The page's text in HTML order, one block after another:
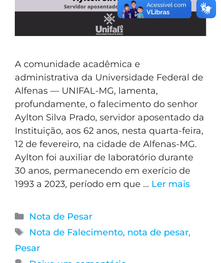
A comunidade acadêmica e
administrativa da Universidade Federal de
Alfenas — UNIFAL-MG, lamenta,
profundamente, o falecimento do senhor
Aylton Silva Prado, servidor aposentado da
Instituição, aos 62 anos, nesta quarta-feira,
12 de fevereiro, na cidade de Alfenas-MG.
Aylton foi auxiliar de laboratório durante
30 anos, permanecendo em exerício de
1993 a 2023, período em que … Ler mais
Nota de Pesar
Nota de Falecimento, nota de pesar,
Pesar